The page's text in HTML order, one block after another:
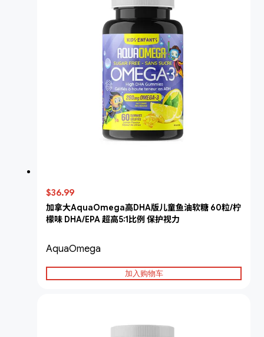
$36.99
加拿大AquaOmega高DHA版儿童鱼油软糖 60粒/柠
檬味 DHA/EPA 超高5:1比例 保护视力
AquaOmega
加入购物车